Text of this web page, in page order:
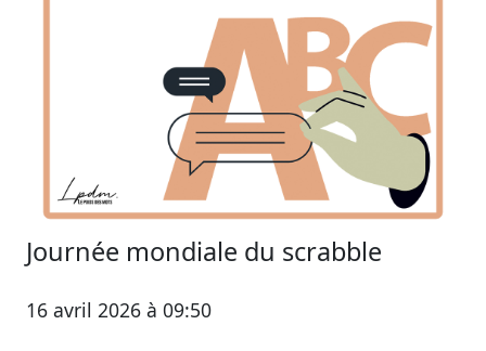
Journée mondiale du scrabble
16 avril 2026 à 09:50